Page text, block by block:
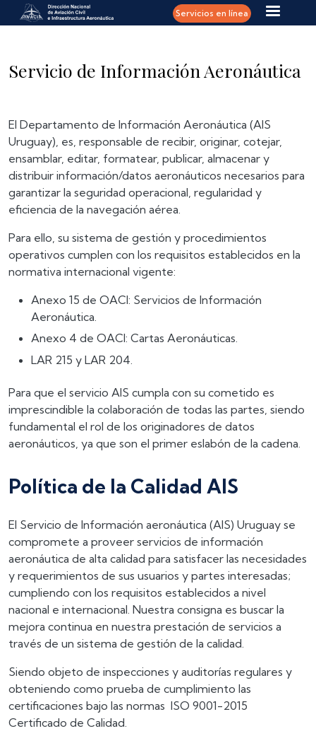
Pasar al contenido principal Servicios en línea
Servicio de Información Aeronáutica
El Departamento de Información Aeronáutica (AIS
Uruguay), es, responsable de recibir, originar, cotejar,
ensamblar, editar, formatear, publicar, almacenar y
distribuir información/datos aeronáuticos necesarios para
garantizar la seguridad operacional, regularidad y
eficiencia de la navegación aérea.
Para ello, su sistema de gestión y procedimientos
operativos cumplen con los requisitos establecidos en la
normativa internacional vigente:
Anexo 15 de OACI: Servicios de Información
Aeronáutica.
Anexo 4 de OACI: Cartas Aeronáuticas.
LAR 215 y LAR 204.
Para que el servicio AIS cumpla con su cometido es
imprescindible la colaboración de todas las partes, siendo
fundamental el rol de los originadores de datos
aeronáuticos, ya que son el primer eslabón de la cadena.
Política de la Calidad AIS
El Servicio de Información aeronáutica (AIS) Uruguay se
compromete a proveer servicios de información
aeronáutica de alta calidad para satisfacer las necesidades
y requerimientos de sus usuarios y partes interesadas;
cumpliendo con los requisitos establecidos a nivel
nacional e internacional. Nuestra consigna es buscar la
mejora continua en nuestra prestación de servicios a
través de un sistema de gestión de la calidad.
Siendo objeto de inspecciones y auditorías regulares y
obteniendo como prueba de cumplimiento las
certificaciones bajo las normas ISO 9001-2015
Certificado de Calidad.